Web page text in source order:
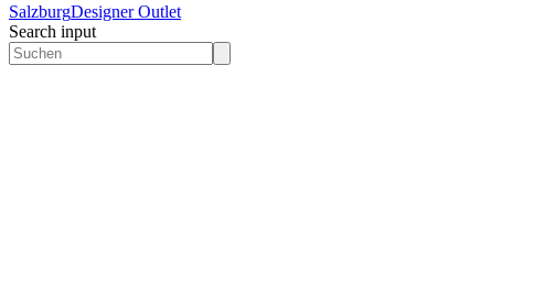
SalzburgDesigner Outlet
Search input